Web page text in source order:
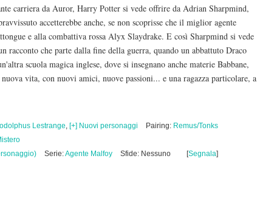
carriera da Auror, Harry Potter si vede offrire da Adrian Sharpmind,
accetterebbe anche, se non scoprisse che il miglior agente
e alla combattiva rossa Alyx Slaydrake. E così Sharpmind si vede
racconto che parte dalla fine della guerra, quando un abbattuto Draco
scuola magica inglese, dove si insegnano anche materie Babbane,
vita, con nuovi amici, nuove passioni... e una ragazza particolare, a
Lestrange, [+] Nuovi personaggi Pairing: Remus/Tonks
Serie:Agente Malfoy Sfide: Nessuno [Segnala]